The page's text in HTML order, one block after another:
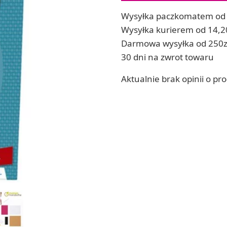
ręcznych
Zestawy do kul do kąpieli
Soda, kwasek, formy do kul do kąpieli
Dodatki: barwniki i zapachy
RZEŹBA, GLINY I ODLEWY
Odlewy dekoracyjne
Wysyłka paczkomatem od
Wysyłka kurierem od
Darmowa wysyłka od
30 dni na zwrot towaru
Aktualnie brak opinii o